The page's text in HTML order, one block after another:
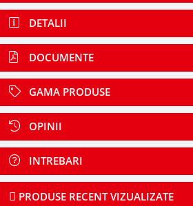
DETALII
DOCUMENTE
GAMA PRODUSE
OPINII
INTREBARI
PRODUSE RECENT VIZUALIZATE